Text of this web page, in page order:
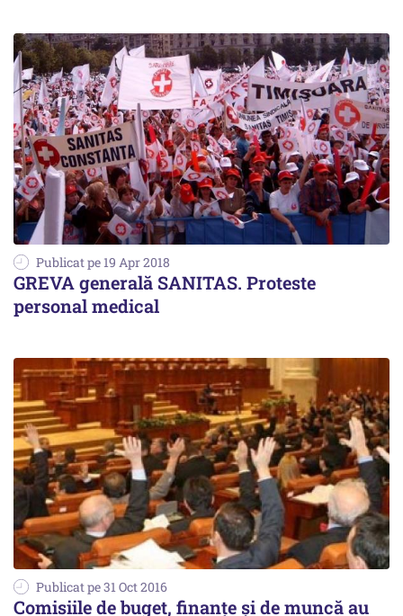
Publicat pe 19 Apr 2018
GREVA generală SANITAS. Proteste
personal medical
Publicat pe 31 Oct 2016
Comisiile de buget, finanţe şi de muncă au